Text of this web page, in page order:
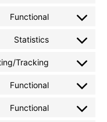
Functional
Statistics
Tracking
Functional
Functional